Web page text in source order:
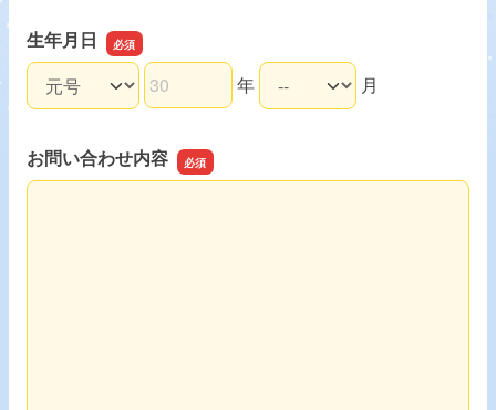
生年月日
生年月日の和暦
生年月日の年 年
生年月日の月 月
お問い合わせ内容
お問い合わせ内容